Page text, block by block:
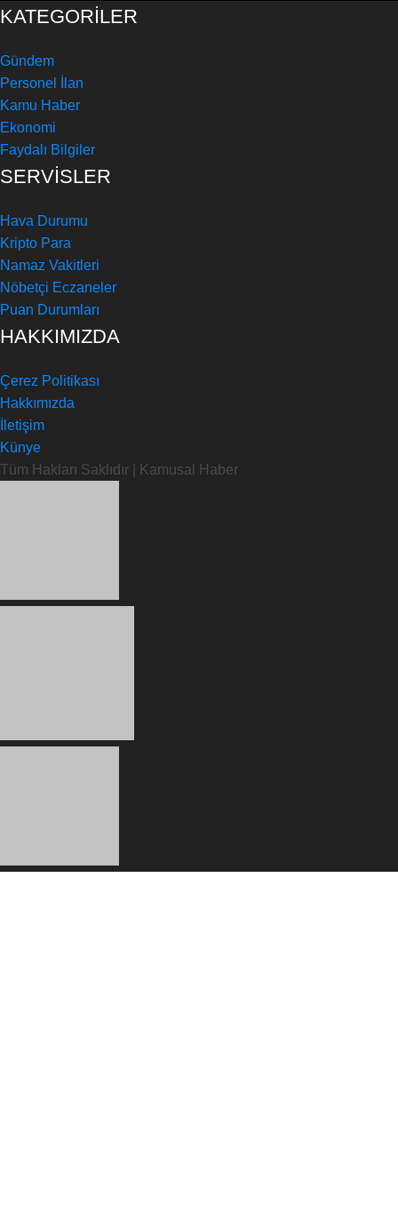
KATEGORİLER
Gündem
Personel İlan
Kamu Haber
Ekonomi
Faydalı Bilgiler
SERVİSLER
Hava Durumu
Kripto Para
Namaz Vakitleri
Nöbetçi Eczaneler
Puan Durumları
HAKKIMIZDA
Çerez Politikası
Hakkımızda
İletişim
Künye
Tüm Hakları Saklıdır | Kamusal Haber